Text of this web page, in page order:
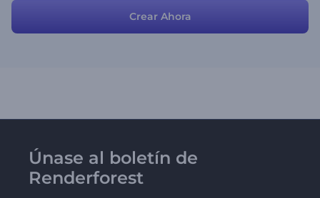
Crear Ahora
Únase al boletín de
Renderforest